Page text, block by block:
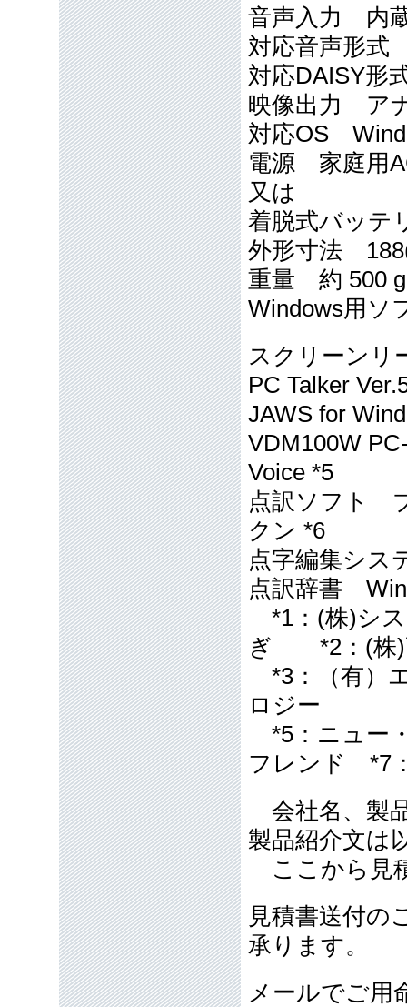
音声入力 内
対応音声形式
対応DAISY形
映像出力 ア
対応OS
電源 家庭用
又は
着脱式バッテ
外形寸法
重量 約 500 g
Windows用ソ
スクリーン
PC Talker
JAWS for
VDM100W
Voice *5
点訳ソフト
クン *6
点字編集シス
点訳辞書
*1：(株)シ
ぎ *2：(株)
*3：（有）
ロジー
*5：ニュー
フレンド *7
会社名、製
製品紹介文は
ここから見
見積書送付の
承ります。
メールでご用